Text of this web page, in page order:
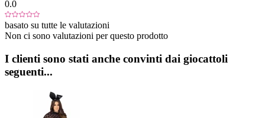
0.0
basato su tutte le valutazioni
Non ci sono valutazioni per questo prodotto
I clienti sono stati anche convinti dai giocattoli
seguenti...